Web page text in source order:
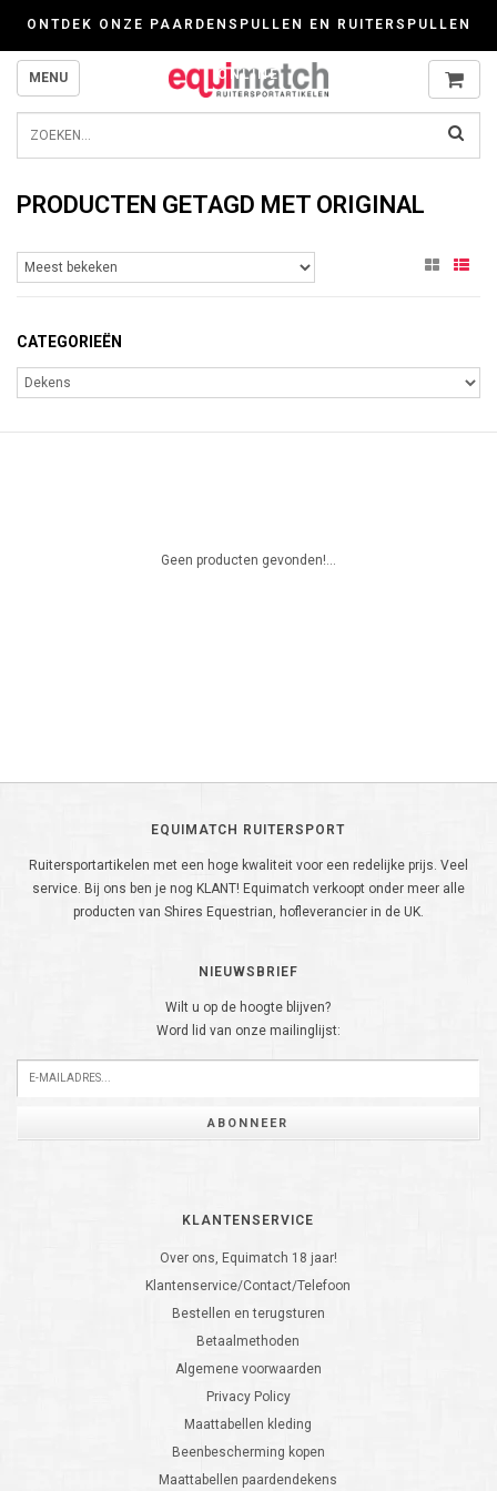
ONTDEK ONZE PAARDENSPULLEN EN RUITERSPULLEN
ONLINE
MENU
PRODUCTEN GETAGD MET ORIGINAL
CATEGORIEËN
Geen producten gevonden!...
EQUIMATCH RUITERSPORT
Ruitersportartikelen met een hoge kwaliteit voor een redelijke prijs. Veel
service. Bij ons ben je nog KLANT! Equimatch verkoopt onder meer alle
producten van Shires Equestrian, hofleverancier in de UK.
NIEUWSBRIEF
Wilt u op de hoogte blijven?
Word lid van onze mailinglijst:
ABONNEER
KLANTENSERVICE
Over ons, Equimatch 18 jaar!
Klantenservice/Contact/Telefoon
Bestellen en terugsturen
Betaalmethoden
Algemene voorwaarden
Privacy Policy
Maattabellen kleding
Beenbescherming kopen
Maattabellen paardendekens
Wij werken zorgvuldig met cookies. Kijk gerust voor meer informatie op onze